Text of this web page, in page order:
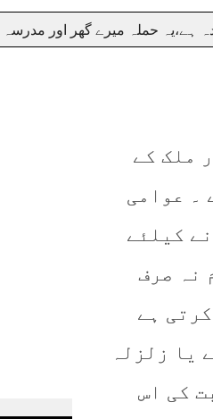
میرے گھر اور مدرسہ پر
ملک کے
۔ عوامی
کیلئے
نہ صرف
ہے
یا زلزلہ
کی اس